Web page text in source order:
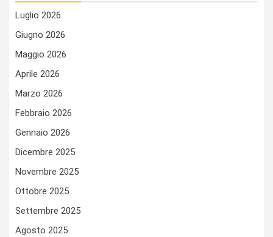
Luglio 2026
Giugno 2026
Maggio 2026
Aprile 2026
Marzo 2026
Febbraio 2026
Gennaio 2026
Dicembre 2025
Novembre 2025
Ottobre 2025
Settembre 2025
Agosto 2025